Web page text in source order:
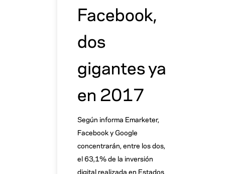
Facebook,
dos
gigantes ya
en 2017
Según informa Emarketer,
Facebook y Google
concentrarán, entre los dos,
el 63,1% de la inversión
digital realizada en Estados